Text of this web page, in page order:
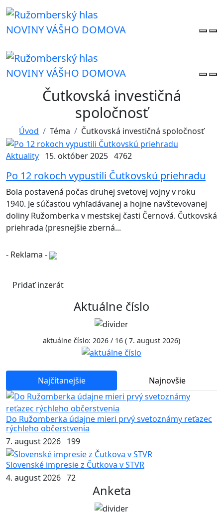
NOVINY VÁŠHO DOMOVA
NOVINY VÁŠHO DOMOVA
Čutkovská investičná
spoločnosť
Úvod Téma Čutkovská investičná spoločnosť
Aktuality 15. október 2025 4762
Po 12 rokoch vypustili Čutkovskú priehradu
Bola postavená počas druhej svetovej vojny v roku
1940. Je súčasťou vyhľadávanej a hojne navštevovanej
doliny Ružomberka v mestskej časti Černová. Čutkovská
priehrada (presnejšie zberná...
- Reklama -
Pridať inzerát
Aktuálne číslo
aktuálne číslo: 2026 / 16 ( 7. august 2026)
Najčítanejšie Najnovšie
Do Ružomberka údajne mieri prvý svetoznámy reťazec
rýchleho občerstvenia
7. august 2026 199
Slovenské impresie z Čutkova v STVR
4. august 2026 72
Anketa